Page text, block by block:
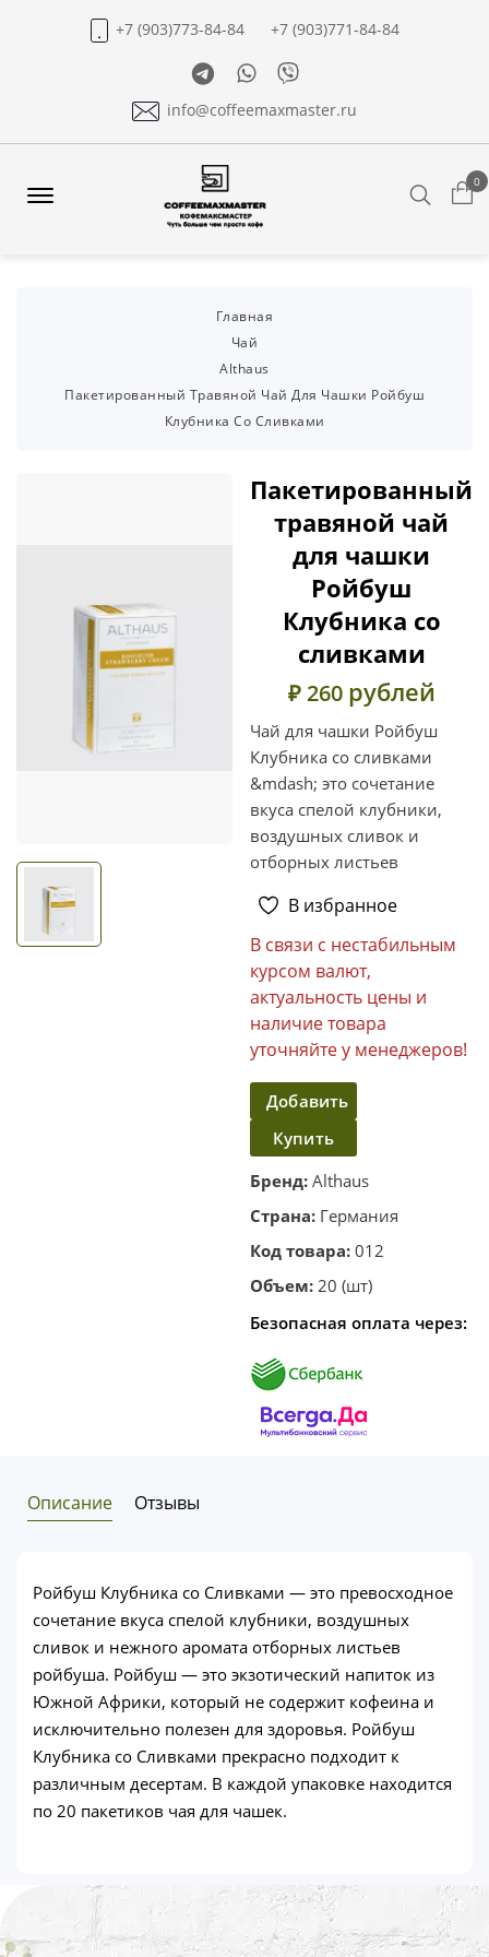
+7 (903)773-84-84
+7 (903)771-84-84
TelegramWhatsapp
Viber
info@coffeemaxmaster.ru
0
Главная
Чай
Althaus
Пакетированный Травяной Чай Для Чашки Ройбуш
Клубника Со Сливками
Пакетированный
травяной чай
для чашки
Ройбуш
Клубника со
сливками
₽ 260 рублей
Чай для чашки Ройбуш
Клубника со сливками
&mdash; это сочетание
вкуса спелой клубники,
воздушных сливок и
отборных листьев
В избранное
В связи с нестабильным
курсом валют,
актуальность цены и
наличие товара
уточняйте у менеджеров!
Добавить
в
корзину
Купить
в один
клик
Бренд: Althaus
Страна: Германия
Код товара: 012
Объем: 20 (шт)
Безопасная оплата через:
Описание Отзывы
Ройбуш Клубника со Сливками — это превосходное
сочетание вкуса спелой клубники, воздушных
сливок и нежного аромата отборных листьев
ройбуша. Ройбуш — это экзотический напиток из
Южной Африки, который не содержит кофеина и
исключительно полезен для здоровья. Ройбуш
Клубника со Сливками прекрасно подходит к
различным десертам. В каждой упаковке находится
по 20 пакетиков чая для чашек.